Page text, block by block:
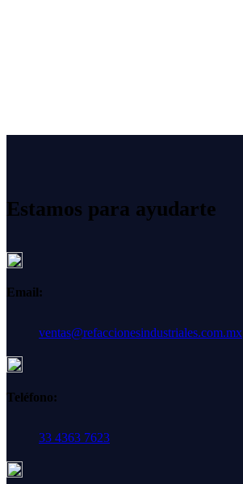
Estamos para ayudarte
Email:
ventas@refaccionesindustriales.com.mx
Teléfono:
33 4363 7623